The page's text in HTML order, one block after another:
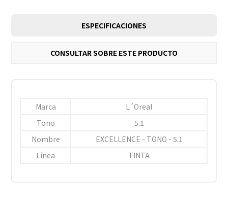
ESPECIFICACIONES
CONSULTAR SOBRE ESTE PRODUCTO
Marca
L´Oreal
Tono
5.1
Nombre
EXCELLENCE - TONO - 5.1
Línea
TINTA